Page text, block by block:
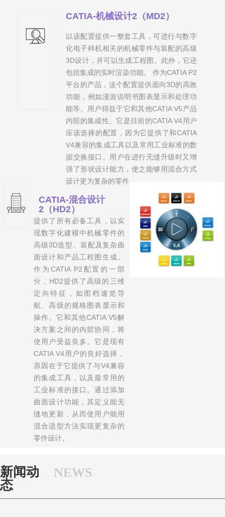
新闻动
态
NEWS
CATIA-机械设计2（MD2）
以该配置提供一整套工具，可进行与数字
化电子样机相关的机械零件与装配的高级
3D设计，并可以生成工程图。此外，它还
包括集成的实时渲染功能。 作为CATIA P2
平台的产品，这个配置提供面向3D的高效
功能，例如漫游说明书图表显示和处理功
能等。用户得益于它和其他CATIA V5产品
内部的集成性。它是目前的CATIA V4用户
应该选择的配置，因为它提供了和CATIA
V4兼容的集成工具以及常用工业标准的数
据交换接口。用户在进行无缝升级时又增
强了形状设计能力，使之能够用混合方式
设计更为复杂的零件。
CATIA-混合设计
2（HD2）
提供了所有必备工具，以实
现数字化建模中机械零件的
高级3D造型、装配及复杂曲
面设计和产品工程图生成。
作为CATIA P2配置的一部
分，HD2提供了高级的三维
定向特征，如图档速览导
航、高级的规格图表显示和
操作。它和其他CATIA V5解
决方案之间的内部协同，将
使用户受益良多。它是现有
CATIA V4用户的良好选择，
原因在于它提供了与V4兼容
的集成工具，以及最常用的
工业标准的接口。通过添加
曲面设计功能，其定义能无
缝地更新，从而使用户能用
混合适型方法实现更复杂的
零件设计。